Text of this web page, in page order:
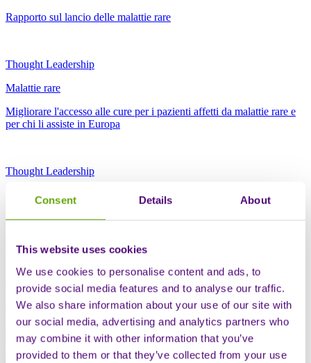
Consent Details About
This website uses cookies
We use cookies to personalise content and ads, to
provide social media features and to analyse our traffic.
We also share information about your use of our site with
our social media, advertising and analytics partners who
may combine it with other information that you’ve
provided to them or that they’ve collected from your use
Rapporto sul lancio delle malattie rare
Thought Leadership
Malattie rare
Migliorare l'accesso alle cure per i pazienti affetti da malattie rare e
per chi li assiste in Europa
Thought Leadership
Malattie rare
Perché i pazienti affetti da malattie rare continuano a incontrare
Uncategorized
Malattie rare
I miei primi mesi alla Sciensus: riflessioni sulla costruzione della
prossima fase dell'assistenza sanitaria per le malattie rare in Europa